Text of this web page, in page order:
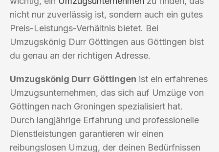
nicht nur zuverlässig ist, sondern auch ein gutes
Preis-Leistungs-Verhältnis bietet. Bei
Umzugskönig Durr Göttingen aus Göttingen bist
du genau an der richtigen Adresse.
Umzugskönig Durr Göttingen ist ein erfahrenes
Umzugsunternehmen, das sich auf Umzüge von
Göttingen nach Groningen spezialisiert hat.
Durch langjährige Erfahrung und professionelle
Dienstleistungen garantieren wir einen
reibungslosen Umzug, der deinen Bedürfnissen